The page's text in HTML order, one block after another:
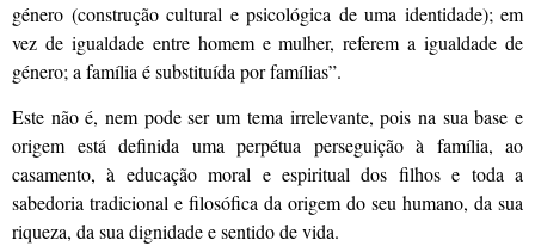
género (construção cultural e psicológica de uma identidade); em
vez de igualdade entre homem e mulher, referem a igualdade de
género; a família é substituída por famílias”.
Este não é, nem pode ser um tema irrelevante, pois na sua base e
origem está definida uma perpétua perseguição à família, ao
casamento, à educação moral e espiritual dos filhos e toda a
sabedoria tradicional e filosófica da origem do seu humano, da sua
riqueza, da sua dignidade e sentido de vida.